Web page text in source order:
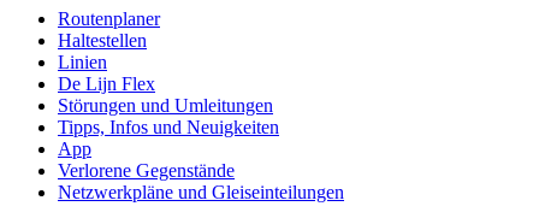
Routenplaner
Haltestellen
Linien
De Lijn Flex
Störungen und Umleitungen
Tipps, Infos und Neuigkeiten
App
Verlorene Gegenstände
Netzwerkpläne und Gleiseinteilungen